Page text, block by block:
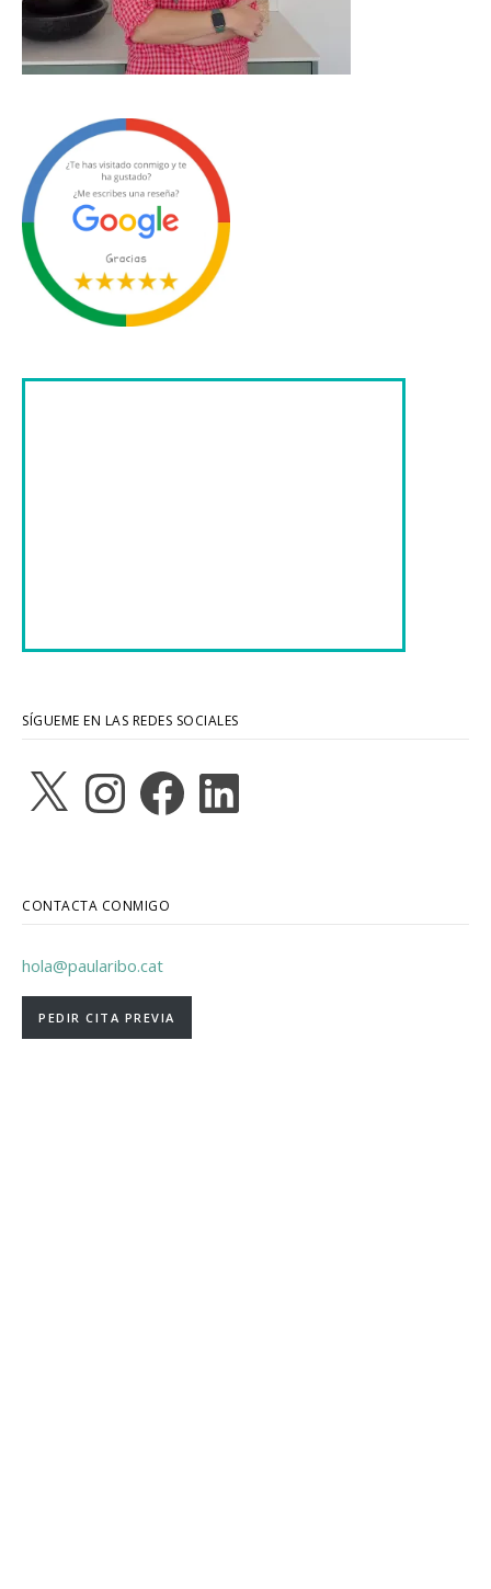
SÍGUEME EN LAS REDES SOCIALES
X InstagramFacebookLinkedIn
CONTACTA CONMIGO
hola@paularibo.cat
PEDIR CITA PREVIA